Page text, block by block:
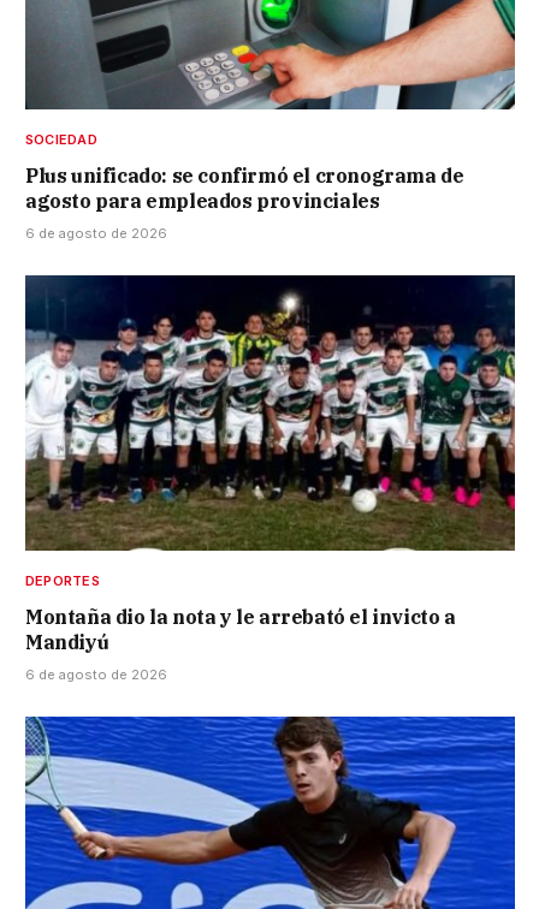
SOCIEDAD
Plus unificado: se confirmó el cronograma de
agosto para empleados provinciales
6 de agosto de 2026
DEPORTES
Montaña dio la nota y le arrebató el invicto a
Mandiyú
6 de agosto de 2026